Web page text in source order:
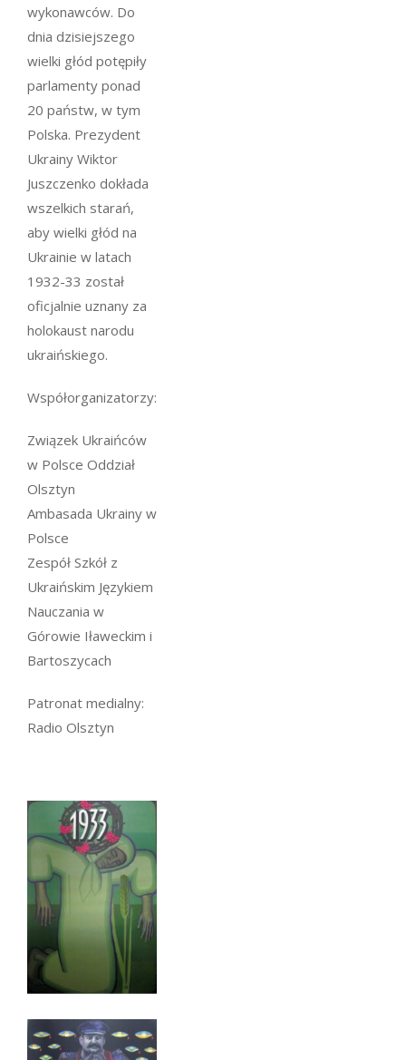
wykonawców. Do
dnia dzisiejszego
wielki głód potępiły
parlamenty ponad
20 państw, w tym
Polska. Prezydent
Ukrainy Wiktor
Juszczenko dokłada
wszelkich starań,
aby wielki głód na
Ukrainie w latach
1932-33 został
oficjalnie uznany za
holokaust narodu
ukraińskiego.
Współorganizatorzy:
Związek Ukraińców
w Polsce Oddział
Olsztyn
Ambasada Ukrainy w
Polsce
Zespół Szkół z
Ukraińskim Językiem
Nauczania w
Górowie Iławeckim i
Bartoszycach
Patronat medialny:
Radio Olsztyn